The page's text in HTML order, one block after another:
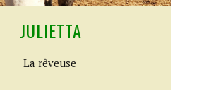
JULIETTA​
​La rêveuse